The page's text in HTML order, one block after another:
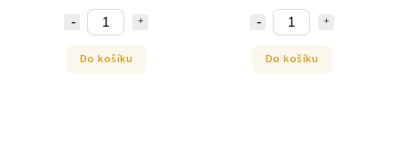
Do košíku Do košíku